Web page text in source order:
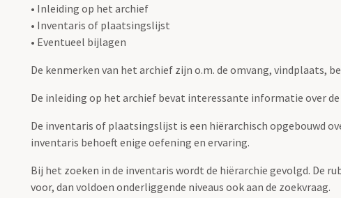
• Inleiding op het archief
• Inventaris of plaatsingslijst
• Eventueel bijlagen
De kenmerken van het archief zijn o.m. de omvang, vindplaats,
De inleiding op het archief bevat interessante informatie over
De inventaris of plaatsingslijst is een hiërarchisch opgebouwd
inventaris behoeft enige oefening en ervaring.
Bij het zoeken in de inventaris wordt de hiërarchie gevolgd. De
voor, dan voldoen onderliggende niveaus ook aan de zoekvraag.